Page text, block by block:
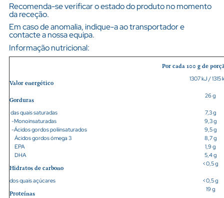
Recomenda-se verificar o estado do produto no momento
da receção.
Em caso de anomalia, indique-a ao transportador e
contacte a nossa equipa.
Informação nutricional:
Por cada 100 g de
Valor energético
1307 kJ / 1315
Gorduras
26 g
das quais saturadas
7,3 g
-Monoinsaturadas
9,3 g
-Ácidos gordos poliinsaturados
9,5 g
Ácidos gordos ómega 3
8,7 g
EPA
1,9 g
DHA
5,4g
Hidratos de carbono
<0,5g
dos quais açúcares <0,5 g
Proteínas
19 g